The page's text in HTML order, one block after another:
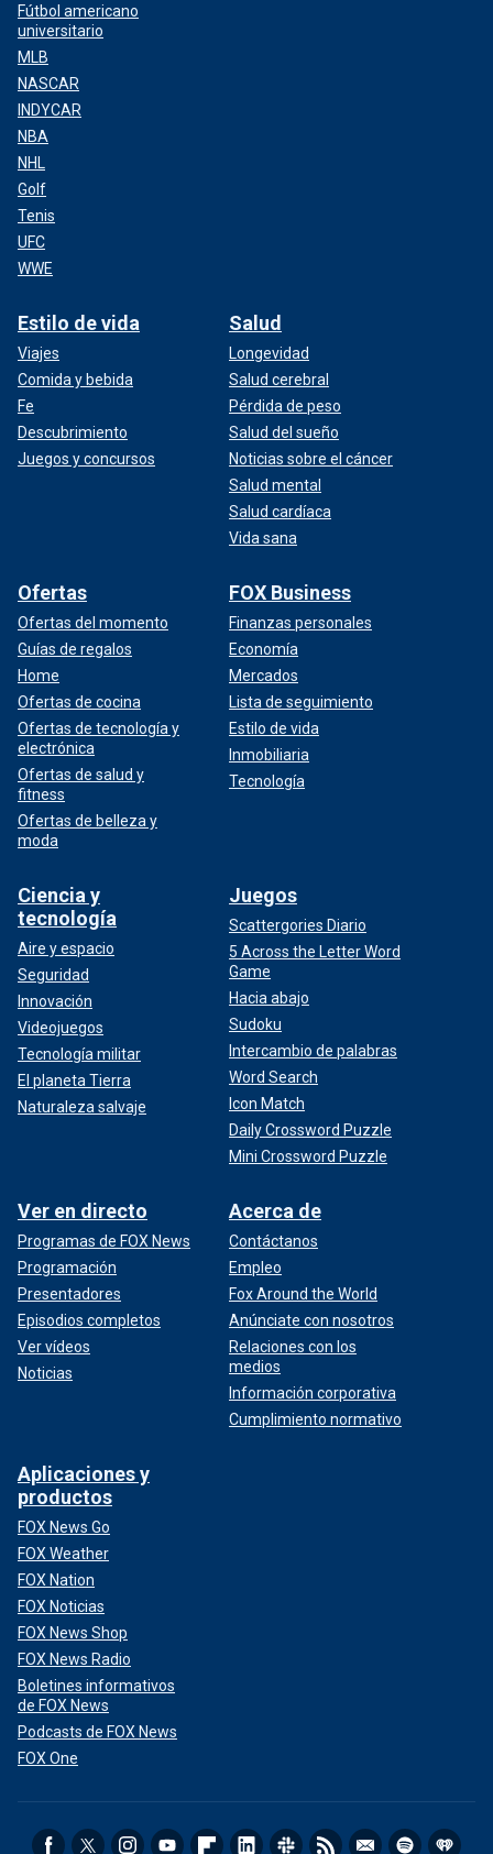
Fútbol americano
universitario
MLB
NASCAR
INDYCAR
NBA
NHL
Golf
Tenis
UFC
WWE
Estilo de vida
Viajes
Comida y bebida
Fe
Descubrimiento
Juegos y concursos
Salud
Longevidad
Salud cerebral
Pérdida de peso
Salud del sueño
Noticias sobre el cáncer
Salud mental
Salud cardíaca
Vida sana
Ofertas
Ofertas del momento
Guías de regalos
Home
Ofertas de cocina
Ofertas de tecnología y
electrónica
Ofertas de salud y
fitness
Ofertas de belleza y
moda
FOX Business
Finanzas personales
Economía
Mercados
Lista de seguimiento
Estilo de vida
Inmobiliaria
Tecnología
Ciencia y
tecnología
Aire y espacio
Seguridad
Innovación
Videojuegos
Tecnología militar
El planeta Tierra
Naturaleza salvaje
Juegos
Scattergories Diario
5 Across the Letter Word
Game
Hacia abajo
Sudoku
Intercambio de palabras
Word Search
Icon Match
Daily Crossword Puzzle
Mini Crossword Puzzle
Ver en directo
Programas de FOX News
Programación
Presentadores
Episodios completos
Ver vídeos
Noticias
Acerca de
Contáctanos
Empleo
Fox Around the World
Anúnciate con nosotros
Relaciones con los
medios
Información corporativa
Cumplimiento normativo
Aplicaciones y
productos
FOX News Go
FOX Weather
FOX Nation
FOX Noticias
FOX News Shop
FOX News Radio
Boletines informativos
de FOX News
Podcasts de FOX News
FOX One